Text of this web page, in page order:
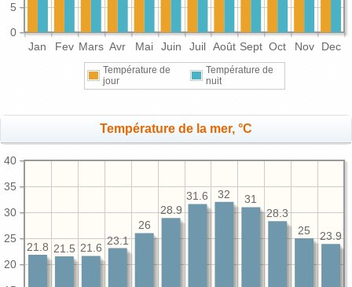
Jan Fev Mars Avr Mai Juin Juil Août Sept Oct Nov Dec
0
5
Température de
jour
Température de
nuit
Température de la mer, °C
20
25
30
35
40
23.9
25
28.3
31
32
31.6
28.9
26
23.1
21.6
21.5
21.8